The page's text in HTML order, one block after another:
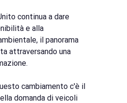
continua a dare
e alla
il panorama
attraversando una
cambiamento c'è il
domanda di veicoli